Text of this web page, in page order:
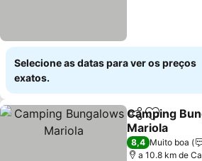
Selecione as datas para ver os preços
exatos.
Partilhar
Camping
Mariola
Ver preços
8,4 Muito boa
a 10.8 km de